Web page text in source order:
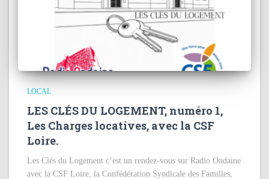
LOCAL
LES CLÉS DU LOGEMENT, numéro 1,
Les Charges locatives, avec la CSF
Loire.
Les Clés du Logement c’est un rendez-vous sur Radio Ondaine
avec la CSF Loire, la Confédération Syndicale des Familles,